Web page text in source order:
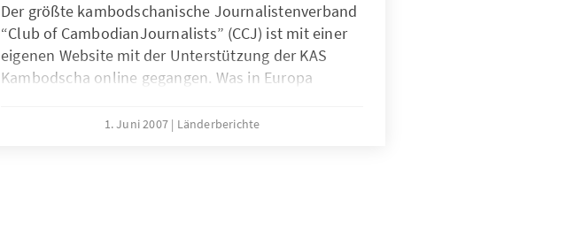
Der größte kambodschanische Journalistenverband
“Club of CambodianJournalists” (CCJ) ist mit einer
eigenen Website mit der Unterstützung der KAS
Kambodscha online gegangen. Was in Europa
Kambodscha schon eine kleine Besonderheit. Denn
1. Juni 2007 Länderberichte